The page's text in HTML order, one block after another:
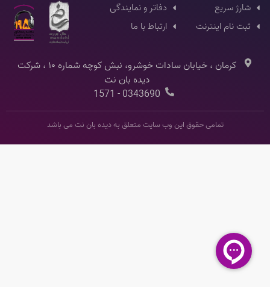
شارژ سریع
ثبت نام اینترنت
دفاتر و نمایندگی
ارتباط با ما
کرمان ، خیابان سادات خوشرو، نبش کوچه شماره ۱۰ ، شرکت
دیده بان نت
0343690 - 1571
تمامی حقوق این وب سایت متعلق به دیده بان نت می باشد